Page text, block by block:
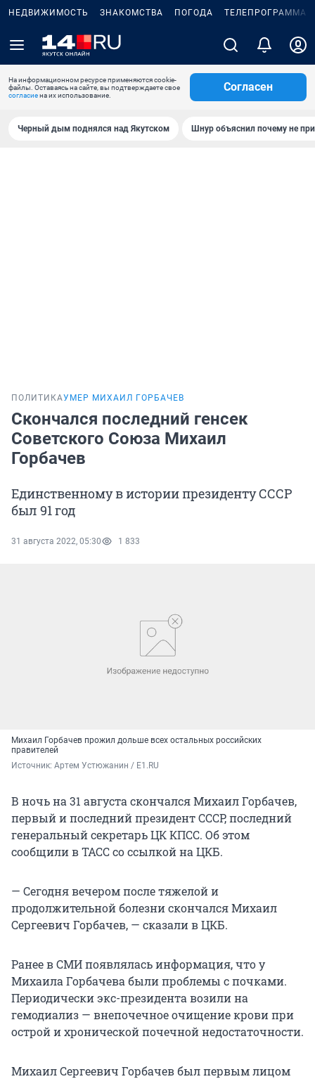
НЕДВИЖИМОСТЬ ЗНАКОМСТВА ПОГОДА ТЕЛЕПРОГРАММА
На информационном ресурсе применяются cookie-
файлы. Оставаясь на сайте, вы подтверждаете свое
согласиена их использование.
Согласен
Черный дым поднялся над Якутском Шнур объяснил почему не
ПОЛИТИКАУМЕР МИХАИЛ ГОРБАЧЕВ
Скончался последний генсек
Советского Союза Михаил
Горбачев
Единственному в истории президенту СССР
был 91 год
31 августа 2022, 05:30 1 833
Михаил Горбачев прожил дольше всех остальных российских
правителей
Источник: Артем Устюжанин / E1.RU
В ночь на 31 августа скончался Михаил Горбачев,
первый и последний президент СССР, последний
генеральный секретарь ЦК КПСС. Об этом
сообщили в ТАСС со ссылкой на ЦКБ.
— Сегодня вечером после тяжелой и
продолжительной болезни скончался Михаил
Сергеевич Горбачев, — сказали в ЦКБ.
Ранее в СМИ появлялась информация, что у
Михаила Горбачева были проблемы с почками.
Периодически экс-президента возили на
гемодиализ — внепочечное очищение крови при
острой и хронической почечной недостаточности.
Михаил Сергеевич Горбачев был первым лицом